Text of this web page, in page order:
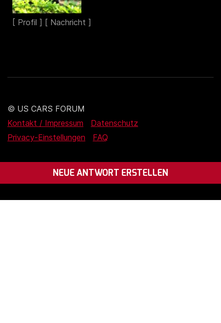
NEUE ANTWORT ERSTELLEN
© US CARS FORUM
Kontakt / Impressum
Datenschutz
Privacy-Einstellungen
FAQ